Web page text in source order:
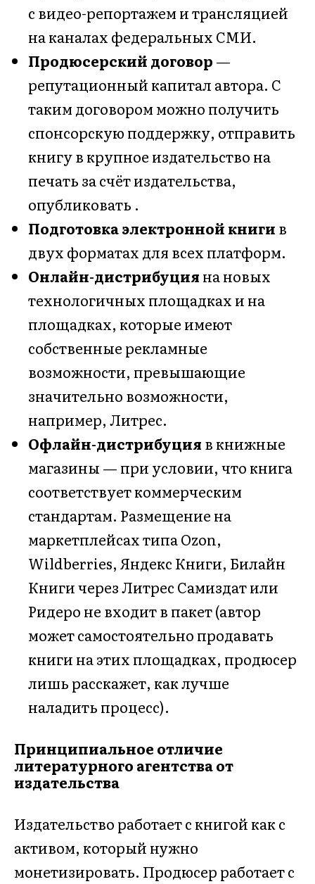
с видео-репортажем и трансляцией
на каналах федеральных СМИ.
Продюсерский договор —
репутационный капитал автора. С
таким договором можно получить
спонсорскую поддержку, отправить
книгу в крупное издательство на
печать за счёт издательства,
опубликовать .
Подготовка электронной книги в
двух форматах для всех платформ.
Онлайн-дистрибуция на новых
технологичных площадках и на
площадках, которые имеют
собственные рекламные
возможности, превышающие
значительно возможности,
например, Литрес.
Офлайн-дистрибуция в книжные
магазины — при условии, что книга
соответствует коммерческим
стандартам. Размещение на
маркетплейсах типа Ozon,
Wildberries, Яндекс Книги, Билайн
Книги через Литрес Самиздат или
Ридеро не входит в пакет (автор
может самостоятельно продавать
книги на этих площадках, продюсер
лишь расскажет, как лучше
наладить процесс).
Принципиальное отличие
литературного агентства от
издательства
Издательство работает с книгой как с
активом, который нужно
монетизировать. Продюсер работает с